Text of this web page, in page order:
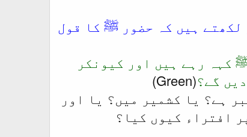
لکھتے ہیں کہ حضور ﷺ کا قول
کہہ رہے ہیں اور کیونکر
گے؟(Green)
ہے؟ یا کشمیر میں؟ یا اور
افتراء کیوں کیا؟